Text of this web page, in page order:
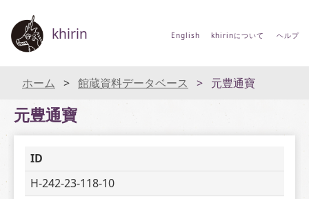
khirin English khirinについて ヘルプ
ホーム 館蔵資料データベース 元豊通寶
元豊通寶
ID
H-242-23-118-10